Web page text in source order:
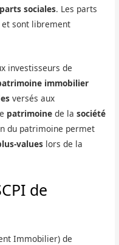
sociales. Les parts
et sont librement
investisseurs de
immobilier
versés aux
patrimoine de lasociété
du patrimoine permet
values lors de la
de
Immobilier) de